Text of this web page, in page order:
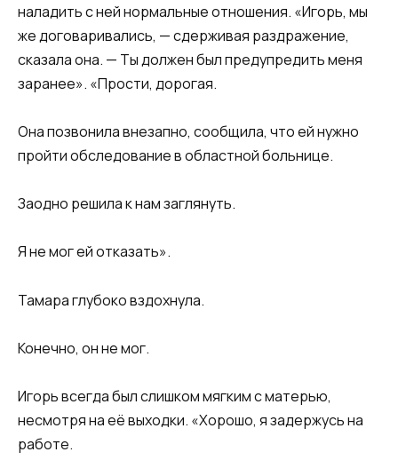
наладить с ней нормальные отношения. «Игорь, мы
же договаривались, — сдерживая раздражение,
сказала она. — Ты должен был предупредить меня
заранее». «Прости, дорогая.
Она позвонила внезапно, сообщила, что ей нужно
пройти обследование в областной больнице.
Заодно решила к нам заглянуть.
Я не мог ей отказать».
Тамара глубоко вздохнула.
Конечно, он не мог.
Игорь всегда был слишком мягким с матерью,
несмотря на её выходки. «Хорошо, я задержусь на
работе.